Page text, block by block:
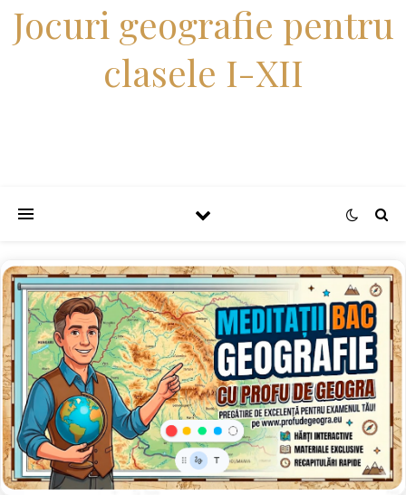
Jocuri geografie pentru
clasele I-XII